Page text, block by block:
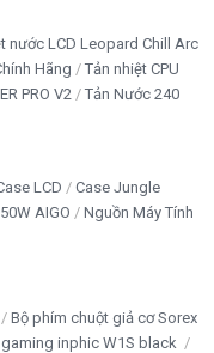
nước LCD Leopard Chill Arc
Hãng
Tản nhiệt CPU
PRO V2
Tản Nước 240
LCD
Case Jungle
AIGO
Nguồn Máy Tính
Bộ phím chuột giả cơ Sorex
inphic W1S black